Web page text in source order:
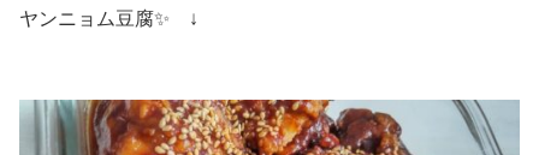
ヤンニョム豆腐✨ ↓